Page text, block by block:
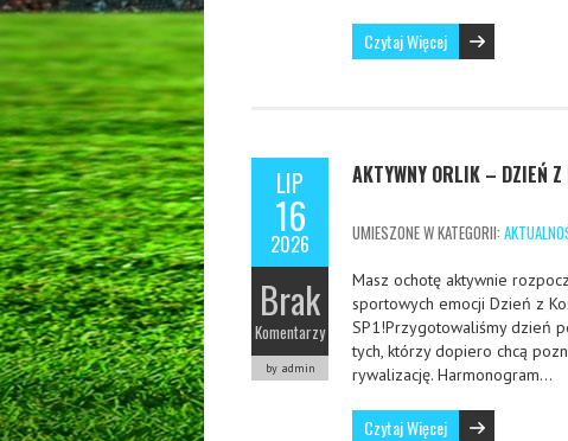
Czytaj Więcej
LIP
16
2026
Brak
Komentarzy
by admin
AKTYWNY ORLIK – DZIEŃ Z
UMIESZONE W KATEGORII:
Masz ochotę aktywnie
sportowych emocji Dzień z
SP1!Przygotowaliśmy dzień
tych, którzy dopiero chcą
rywalizację. Harmonogram…
Czytaj Więcej